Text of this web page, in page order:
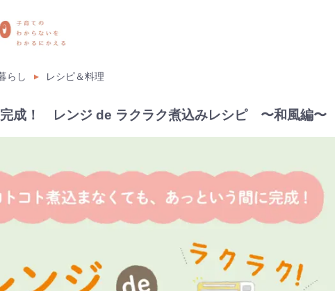
らし レシピ＆料理
完成！ レンジ de ラクラク煮込みレシピ 〜和風編〜